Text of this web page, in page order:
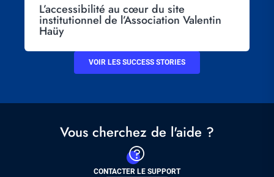
L’accessibilité au cœur du site
institutionnel de l’Association Valentin
Haüy
VOIR LES SUCCESS STORIES
Vous cherchez de l'aide ?
CONTACTER LE SUPPORT